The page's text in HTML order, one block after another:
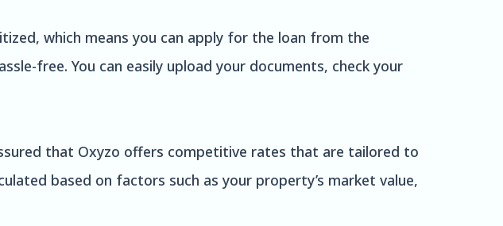
which means you can apply for the loan from the
free. You can easily upload your documents, check your
that Oxyzo offers competitive rates that are tailored to
based on factors such as your property’s market value,